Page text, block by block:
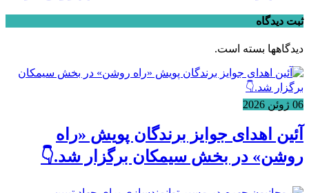
ثبت دیدگاه
دیدگاهها بسته است.
06 ژوئن 2026
آئین اهدای جوایز برندگان پویش «راه
روشن» در بخش سیمکان برگزار شد.👇